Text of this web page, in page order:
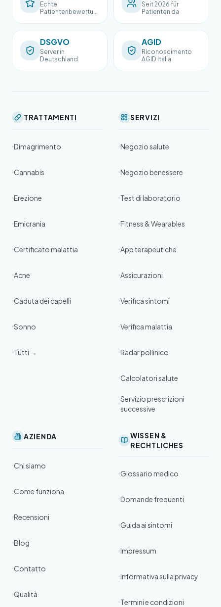
Echte
Patientenbewertun
Seit 2026 für
Patienten da
DSGVO
Server in
Deutschland
AGID
Riconoscimento
AGID Italia
TRATTAMENTI
Dimagrimento
Cannabis
Erezione
Emicrania
Certificato malattia
Acne
Caduta dei capelli
Sonno
Tutti →
SERVIZI
Negozio salute
Negozio benessere
Test di laboratorio
Fitness & Wearables
App terapeutiche
Assicurazioni
Verifica sintomi
Verifica malattia
Radar pollinico
Calcolatori salute
Servizio prescrizioni
successive
AZIENDA
Chi siamo
Come funziona
Recensioni
Blog
Contatto
Qualità
WISSEN &
RECHTLICHES
Glossario medico
Domande frequenti
Guida ai sintomi
Impressum
Informativa sulla privacy
Termini e condizioni